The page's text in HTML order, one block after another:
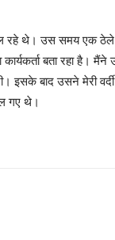
रहे थे। उस समय
बता रहा है। मैंने
इसके बाद उसने मेरी
गए थे।